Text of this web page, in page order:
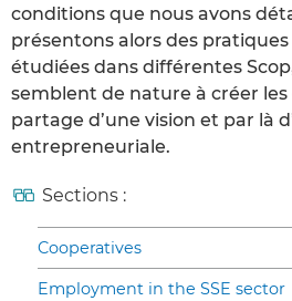
conditions que nous avons
présentons alors des
étudiées dans différentes
semblent de nature à créer
partage d’une vision et par là
entrepreneuriale.
Sections :
Cooperatives
Employment in the SSE sector